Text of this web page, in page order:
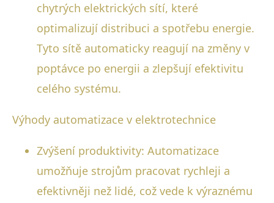
chytrých elektrických sítí, které
optimalizují distribuci a spotřebu energie.
Tyto sítě automaticky reagují na změny v
poptávce po energii a zlepšují efektivitu
celého systému.
Výhody automatizace v elektrotechnice
Zvýšení produktivity: Automatizace
umožňuje strojům pracovat rychleji a
efektivněji než lidé, což vede k výraznému